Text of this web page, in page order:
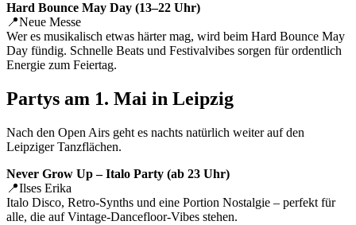
Hard Bounce May Day (13–22 Uhr)
📍Neue Messe
Wer es musikalisch etwas härter mag, wird beim Hard Bounce May
Day fündig. Schnelle Beats und Festivalvibes sorgen für ordentlich
Energie zum Feiertag.
Partys am 1. Mai in Leipzig
Nach den Open Airs geht es nachts natürlich weiter auf den
Leipziger Tanzflächen.
Never Grow Up – Italo Party (ab 23 Uhr)
📍Ilses Erika
Italo Disco, Retro-Synths und eine Portion Nostalgie – perfekt für
alle, die auf Vintage-Dancefloor-Vibes stehen.